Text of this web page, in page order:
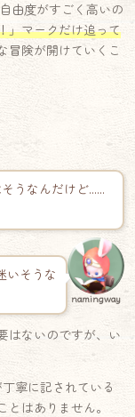
由度がすごく高いの
」マークだけ追って
冒険が開けていくこ
うなんだけど……
いそうな
namingway
はないのですが、い
寧に記されている
はありません。